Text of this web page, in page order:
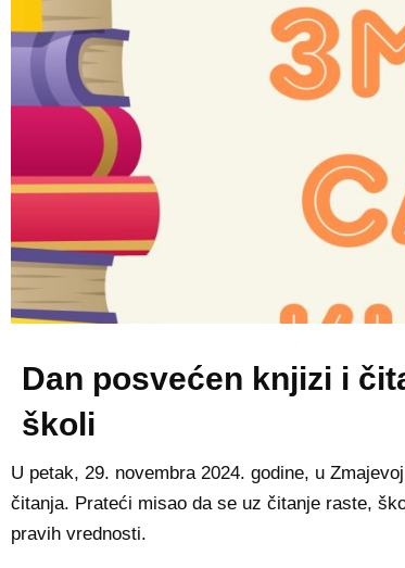
Dan posvećen knjizi i
školi
U petak, 29. novembra 2024. godine, u
čitanja. Prateći misao da se uz čitanje raste,
pravih vrednosti.